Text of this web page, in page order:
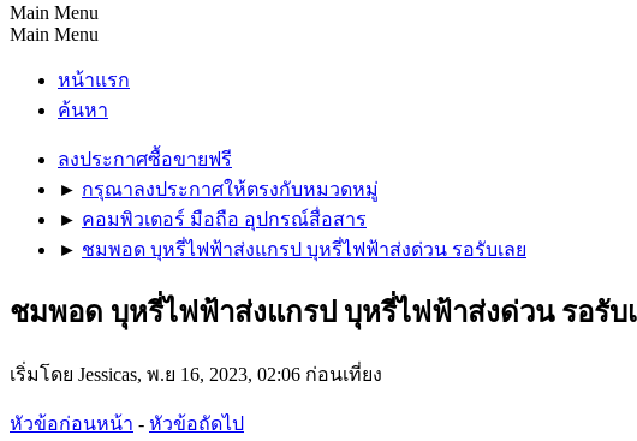
Main Menu
Main Menu
หน้าแรก
ค้นหา
ลงประกาศซื้อขายฟรี
► กรุณาลงประกาศให้ตรงกับหมวดหมู่
► คอมพิวเตอร์ มือถือ อุปกรณ์สื่อสาร
► ชมพอด บุหรี่ไฟฟ้าส่งแกรป บุหรี่ไฟฟ้าส่งด่วน รอรับเลย
ชมพอด บุหรี่ไฟฟ้าส่งแกรป บุหรี่ไฟฟ้าส่งด่วน รอรับ
เริ่มโดย Jessicas, พ.ย 16, 2023, 02:06 ก่อนเที่ยง
หัวข้อก่อนหน้า - หัวข้อถัดไป